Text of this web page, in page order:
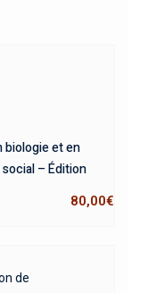
biologie et en
– Édition
80,00€
de